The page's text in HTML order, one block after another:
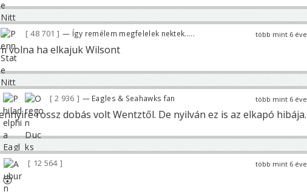
több mint 6 éve
48 701 — Így remélem megfelelek nektek.....
volna ha elkajuk Wilsont
több mint 6 éve
2 936 — Eagles & Seahawks fan
rossz dobás volt Wentztől. De nyilván ez is az elkapó hibája.
több mint 6 éve
12 564
😮